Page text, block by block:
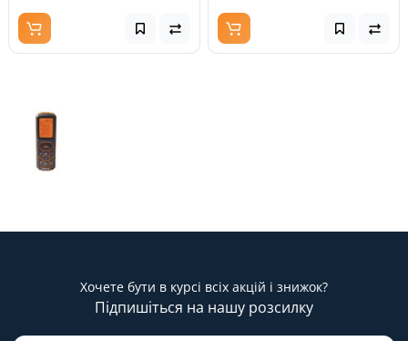
Хочете бути в курсі всіх акцій і знижок?
Підпишіться на нашу розсилку